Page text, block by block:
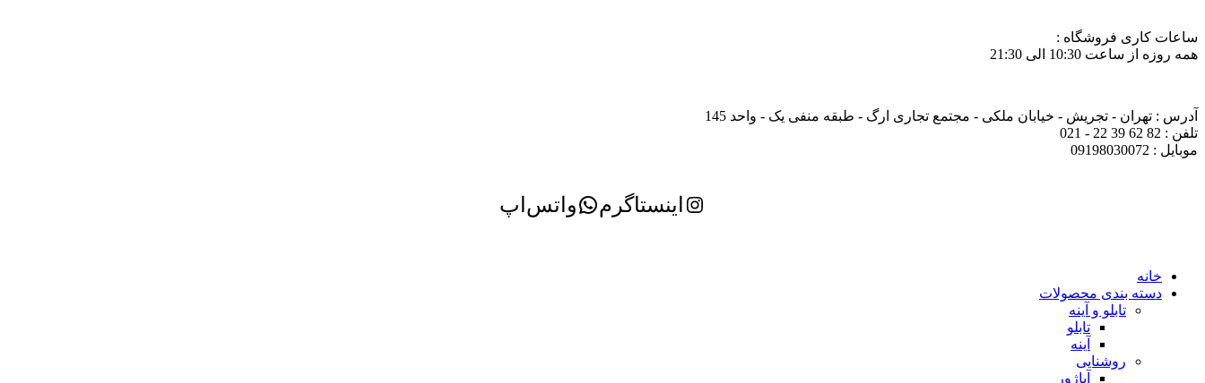
ساعات کاری فروشگاه :
همه روزه از ساعت 10:30 الی 21:30
آدرس : تهران - تجریش - خیابان ملکی - مجتمع تجاری ارگ - طبقه منفی یک - واحد 145
تلفن : 82 62 39 22 - 021
موبایل : 09198030072
اینستاگرم واتس‌اپ
خانه
دسته بندی محصولات
تابلو و آینه
تابلو
آینه
روشنایی
آباژور